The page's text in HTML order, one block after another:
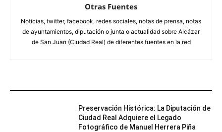
Otras Fuentes
Noticias, twitter, facebook, redes sociales, notas de prensa, notas
de ayuntamientos, diputación o junta o actualidad sobre Alcázar
de San Juan (Ciudad Real) de diferentes fuentes en la red
Preservación Histórica: La Diputación de
Ciudad Real Adquiere el Legado
Fotográfico de Manuel Herrera Piña